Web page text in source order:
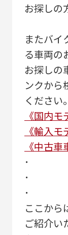
お探しの
またバイ
る車両の
お探しの
ンクから
ください。
《国内モ
《輸入モ
《中古車
･
･
･
ここから
ご紹介い